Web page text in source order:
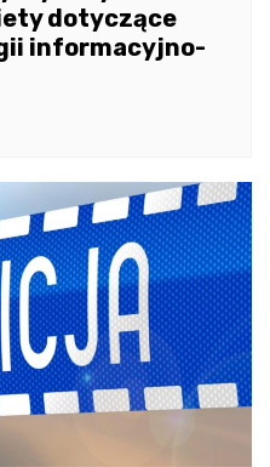
dotyczące
informacyjno-